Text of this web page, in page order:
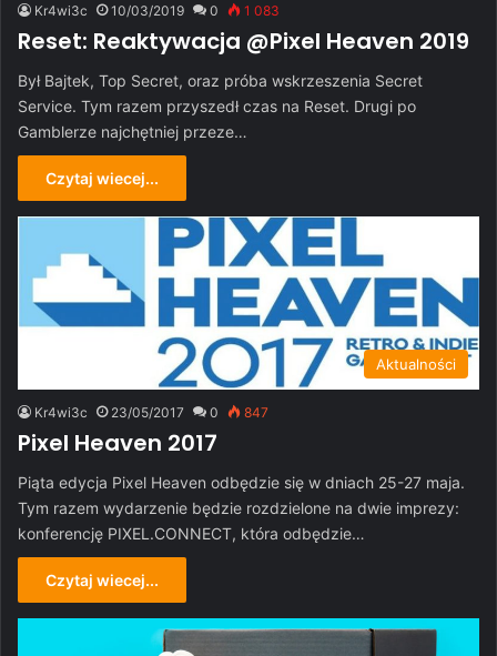
Kr4wi3c 10/03/2019 0 1 083
Reset: Reaktywacja @Pixel Heaven 2019
Był Bajtek, Top Secret, oraz próba wskrzeszenia Secret
Service. Tym razem przyszedł czas na Reset. Drugi po
Gamblerze najchętniej przeze…
Czytaj wiecej...
Aktualności
Kr4wi3c 23/05/2017 0 847
Pixel Heaven 2017
Piąta edycja Pixel Heaven odbędzie się w dniach 25-27 maja.
Tym razem wydarzenie będzie rozdzielone na dwie imprezy:
konferencję PIXEL.CONNECT, która odbędzie…
Czytaj wiecej...